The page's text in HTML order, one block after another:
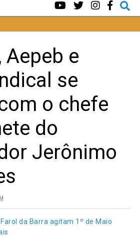
Aepeb e
se
o chefe
do
Jerônimo
da Barra agitam 1º de Maio